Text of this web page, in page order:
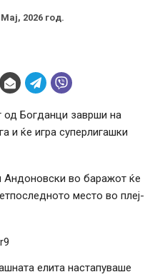
Мај, 2026 год.
Богданци заврши на
и ќе игра суперлигашки
Андоновски во баражот ќе
место во плеј-
елита настапуваше